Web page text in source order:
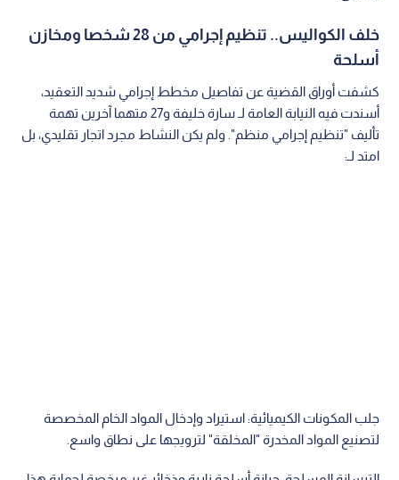
خلف الكواليس.. تنظيم إجرامي من 28 شخصا ومخازن
أسلحة
كشفت أوراق القضية عن تفاصيل مخطط إجرامي شديد التعقيد،
أسندت فيه النيابة العامة لـ سارة خليفة و27 متهما آخرين تهمة
تأليف "تنظيم إجرامي منظم". ولم يكن النشاط مجرد اتجار تقليدي، بل
امتد لـ:
جلب المكونات الكيميائية: استيراد وإدخال المواد الخام المخصصة
لتصنيع المواد المخدرة "المخلقة" لترويجها على نطاق واسع.